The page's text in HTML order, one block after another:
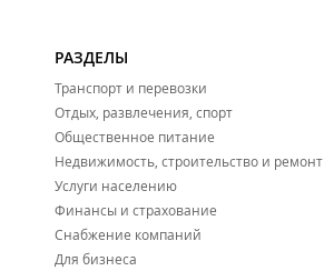
РАЗДЕЛЫ
Транспорт и перевозки
Отдых, развлечения, спорт
Общественное питание
Недвижимость, строительство и ремонт
Услуги населению
Финансы и страхование
Снабжение компаний
Для бизнеса